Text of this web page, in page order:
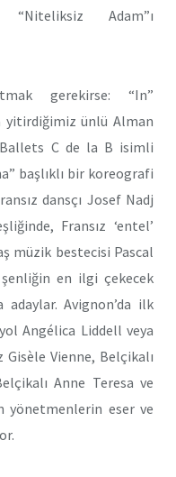
“Niteliksiz Adam”ı
gerekirse: “In”
yitirdiğimiz ünlü Alman
Ballets C de la B isimli
başlıklı bir koreografi
dansçı Josef Nadj
Fransız ‘entel’
müzik bestecisi Pascal
şenliğin en ilgi çekecek
Avignon’da ilk
Angélica Liddell veya
Gisèle Vienne, Belçikalı
Anne Teresa ve
yönetmenlerin eser ve